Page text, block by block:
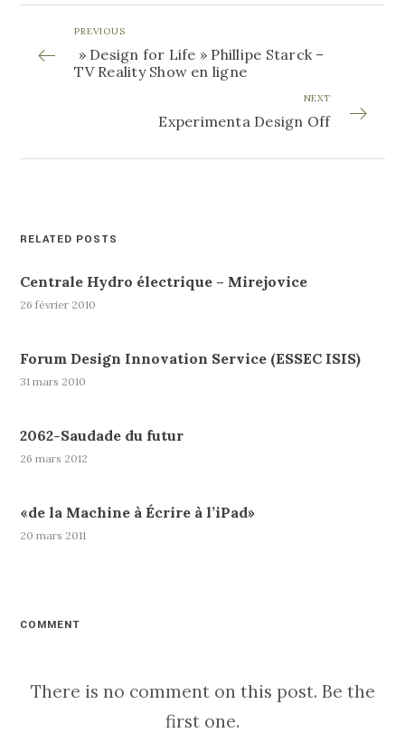
PREVIOUS
» Design for Life » Phillipe Starck –
TV Reality Show en ligne
NEXT
Experimenta Design Off
RELATED POSTS
Centrale Hydro électrique – Mirejovice
26 février 2010
Forum Design Innovation Service (ESSEC ISIS)
31 mars 2010
2062-Saudade du futur
26 mars 2012
«de la Machine à Écrire à l’iPad»
20 mars 2011
COMMENT
There is no comment on this post. Be the
first one.